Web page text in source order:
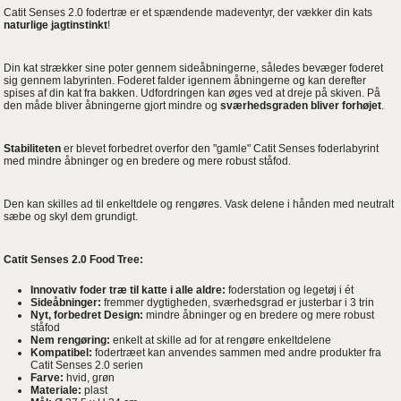
Catit Senses 2.0 fodertræ er et spændende madeventyr, der vækker din kats
naturlige jagtinstinkt!
Din kat strækker sine poter gennem sideåbningerne, således bevæger foderet
sig gennem labyrinten. Foderet falder igennem åbningerne og kan derefter
spises af din kat fra bakken. Udfordringen kan øges ved at dreje på skiven. På
den måde bliver åbningerne gjort mindre ogsværhedsgraden bliver forhøjet.
Stabiliteten er blevet forbedret overfor den "gamle" Catit Senses foderlabyrint
med mindre åbninger og en bredere og mere robust ståfod.
Den kan skilles ad til enkeltdele og rengøres. Vask delene i hånden med neutralt
sæbe og skyl dem grundigt.
Catit Senses 2.0 Food Tree:
Innovativ foder træ til katte i alle aldre: foderstation og legetøj i ét
Sideåbninger: fremmer dygtigheden, sværhedsgrad er justerbar i 3 trin
Nyt, forbedret Design: mindre åbninger og en bredere og mere robust
ståfod
Nem rengøring: enkelt at skille ad for at rengøre enkeltdelene
Kompatibel: fodertræet kan anvendes sammen med andre produkter fra
Catit Senses 2.0 serien
Farve: hvid, grøn
Materiale: plast